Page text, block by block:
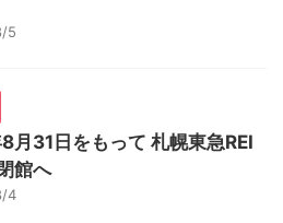
5
月31日をもって 札幌東急REI
館へ
4